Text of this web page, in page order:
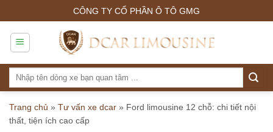
to
content
CÔNG TY CỔ PHẦN Ô TÔ GMG
Tìm
kiếm:
Trang chủ » Tư vấn xe dcar » Ford limousine 12 chỗ: chi tiết nội
thất, tiện ích cao cấp